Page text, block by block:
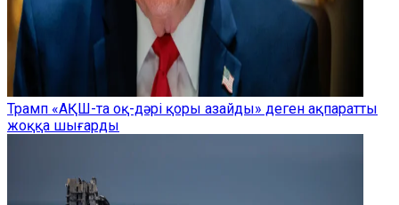
Трамп «АҚШ-та оқ-дәрі қоры азайды» деген ақпаратты
жоққа шығарды